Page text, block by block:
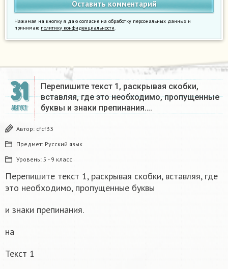
Нажимая на кнопку я даю согласие на обработку персональных данных и
принимаю политику конфиденциальности.
31
АВГУСТ
Перепишите текст 1, раскрывая скобки,
вставляя, где это необходимо, пропущенные
буквы и знаки препинания….
Автор: cfcf33
Предмет: Русский язык
Уровень: 5 - 9 класс
Перепишите текст 1, раскрывая скобки, вставляя, где
это необходимо, пропущенные буквы
и знаки препинания.
на
Текст 1